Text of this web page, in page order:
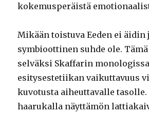
kokemusperäistä
Mikään toistuva Eeden ei äidin
symbioottinen suhde ole.
selväksi Skaffarin
esitysestetiikan vaikuttavuus
kuvotusta aiheuttavalle
haarukalla näyttämön